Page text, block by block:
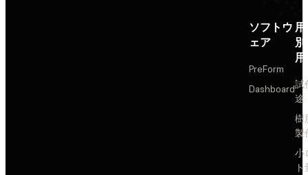
ソフトウ
ェア
PreForm
Dashboard試
途
樹
製
小